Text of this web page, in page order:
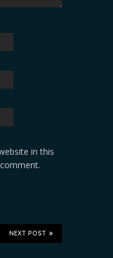
in this
NEXT POST